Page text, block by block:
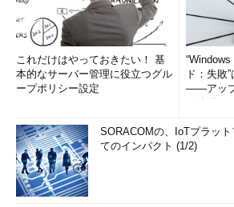
これだけはやっておきたい！ 基
本的なサーバー管理に役立つグル
ープポリシー設定
ド：失敗
――アップ
SORACOMの、IoTプラッ
てのインパクト (1/2)